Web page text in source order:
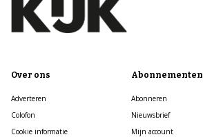
Over ons
Adverteren
Colofon
Cookie informatie
Abonnementen
Abonneren
Nieuwsbrief
Mijn account